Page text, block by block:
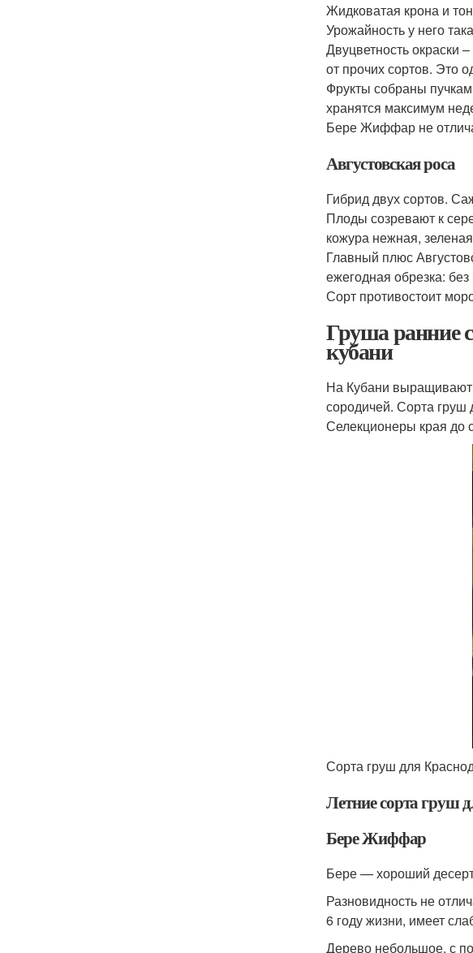
Жидковатая крона и
Урожайность у него
Двуцветность
от прочих сортов. Это
Фрукты собраны
хранятся максимум
Бере Жиффар не
Августовская роса
Гибрид двух сортов.
Плоды созревают к
кожура нежная,
Главный плюс
ежегодная обрезка:
Сорт противостоит
Груша ранние
кубани
На Кубани выращивают
сородичей. Сорта груш
Селекционеры края до
Сорта груш для
Летние сорта груш
Бере Жиффар
Бере — хороший
Разновидность не
6 году жизни, имеет
Дерево небольшое, с